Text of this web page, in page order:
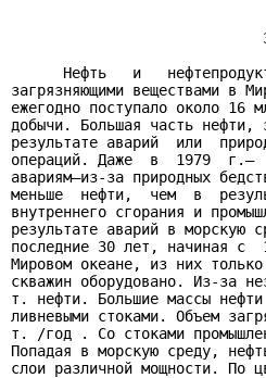
Нефть   и
загрязняющими веществами в
ежегодно поступало около
добычи. Большая часть нефти,
результате аварий  или
операций. Даже  в  1979  г.—
авариям—из-за природных
меньше  нефти,  чем  в
внутреннего сгорания и
результате аварий в
последние 30 лет, начиная с
Мировом океане, из них
скважин оборудовано. Из-за
т. нефти. Большие массы
ливневыми стоками. Объем
т. /год . Со стоками
Попадая в морскую среду,
слои различной мощности. По